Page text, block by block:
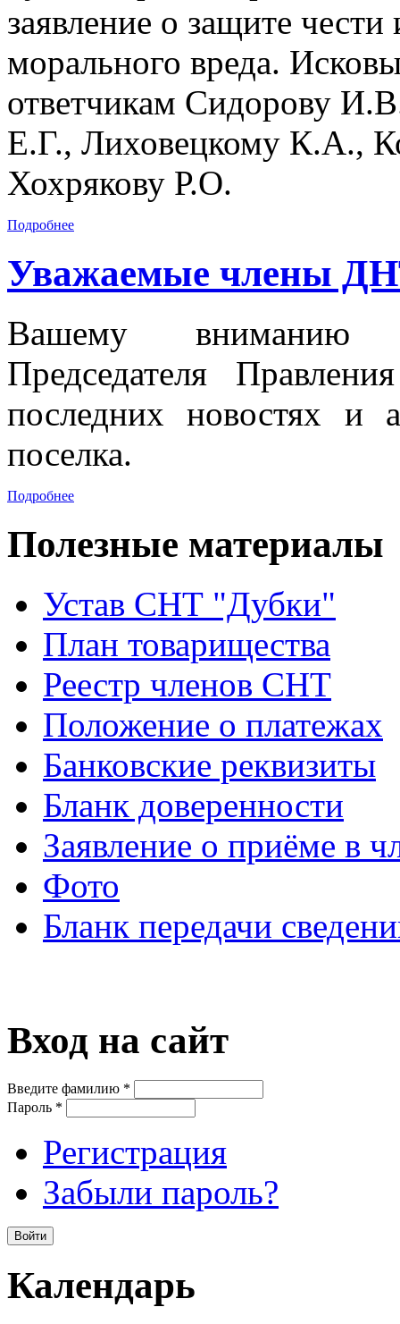
заявление о защите
морального вреда.
ответчикам Сидорову
Е.Г., Лиховецкому К.А.,
Хохрякову Р.О.
Подробнее
Уважаемые члены
Вашему вниманию
Председателя
последних новостях и
поселка.
Подробнее
Полезные материалы
Устав CНТ "Дубки"
План товарищества
Реестр членов CНТ
Положение о платежах
Банковские реквизиты
Бланк доверенности
Заявление о приёме в
Фото
Бланк передачи
Вход на сайт
Введите фамилию *
Пароль *
Регистрация
Забыли пароль?
Календарь